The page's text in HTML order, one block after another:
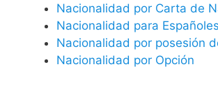
Nacionalidad por Carta de
Nacionalidad para
Nacionalidad por posesión
Nacionalidad por Opción